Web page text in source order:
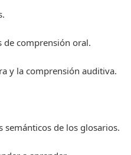
de comprensión oral.
y la comprensión auditiva.
semánticos de los glosarios.